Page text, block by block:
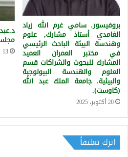
بروفيسور. سامي غرم الله زياد
الغامدي أستاذ مشارك, علوم
وهندسة البيئة الباحث الرئيسي
في مختبر العمران العميد
المشارك للبحوث والشراكات قسم
العلوم والهندسة البيولوجية
والبيئية. جامعة الملك عبد الله
(كاوست).
20 أكتوبر، 2025
13 مايو، 2019
اترك تعليقاً